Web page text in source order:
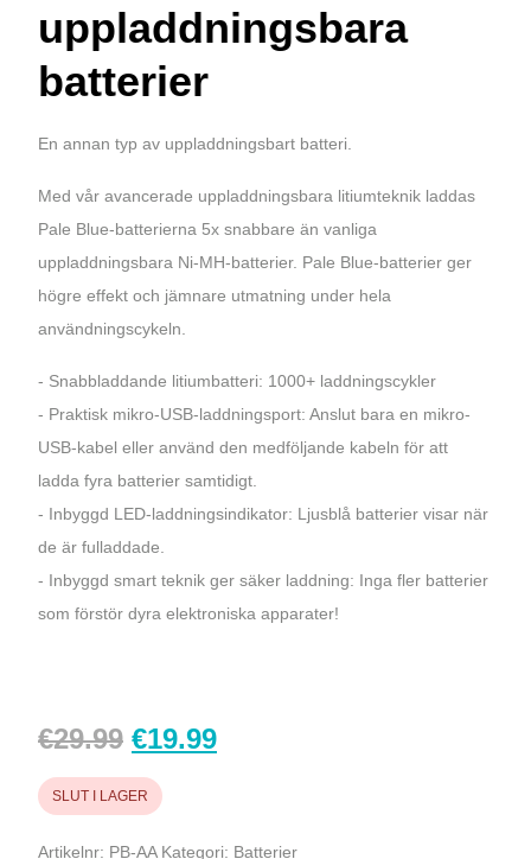
uppladdningsbara
batterier
En annan typ av uppladdningsbart batteri.
Med vår avancerade uppladdningsbara litiumteknik laddas
Pale Blue-batterierna 5x snabbare än vanliga
uppladdningsbara Ni-MH-batterier. Pale Blue-batterier ger
högre effekt och jämnare utmatning under hela
användningscykeln.
- Snabbladdande litiumbatteri: 1000+ laddningscykler
- Praktisk mikro-USB-laddningsport: Anslut bara en mikro-
USB-kabel eller använd den medföljande kabeln för att
ladda fyra batterier samtidigt.
- Inbyggd LED-laddningsindikator: Ljusblå batterier visar när
de är fulladdade.
- Inbyggd smart teknik ger säker laddning: Inga fler batterier
som förstör dyra elektroniska apparater!
€29.99 Ursprungligt
pris
var:
€19.99Aktuellt
är:
SLUT I LAGER
Artikelnr: PB-AA Kategori: Batterier